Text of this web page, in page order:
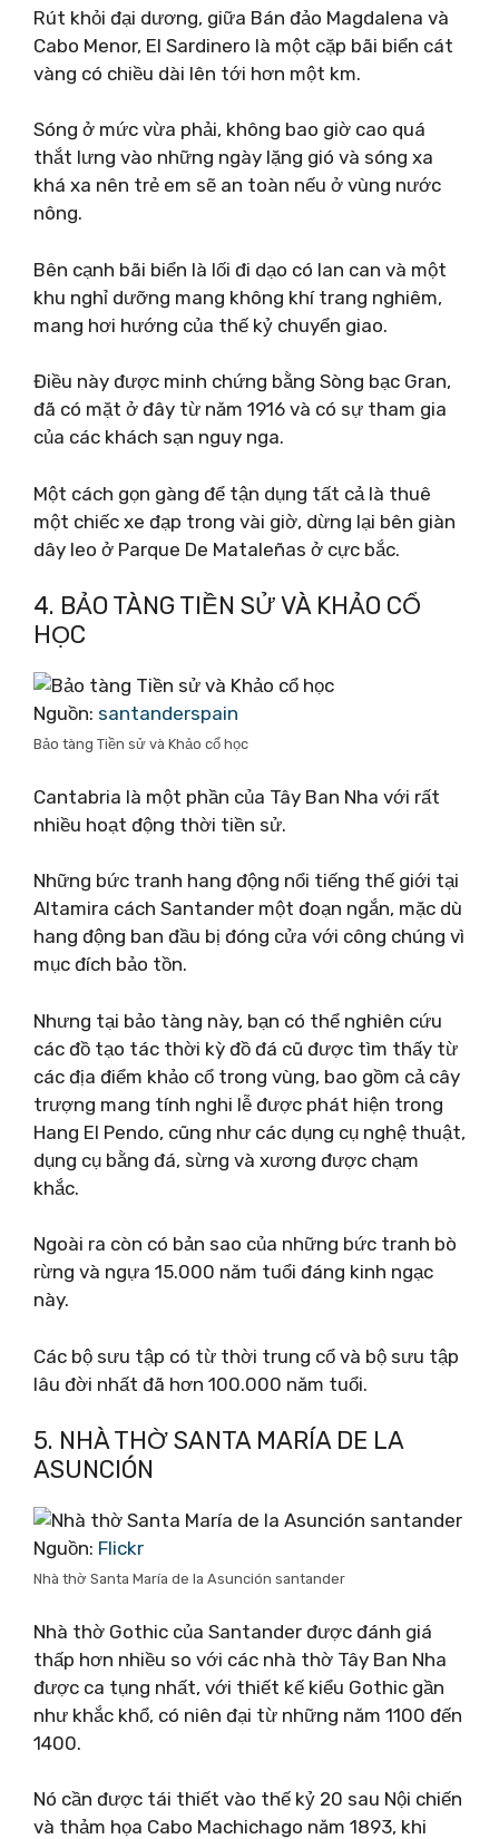
Rút khỏi đại dương, giữa Bán đảo Magdalena và
Cabo Menor, El Sardinero là một cặp bãi biển cát
vàng có chiều dài lên tới hơn một km.
Sóng ở mức vừa phải, không bao giờ cao quá
thắt lưng vào những ngày lặng gió và sóng xa
khá xa nên trẻ em sẽ an toàn nếu ở vùng nước
nông.
Bên cạnh bãi biển là lối đi dạo có lan can và một
khu nghỉ dưỡng mang không khí trang nghiêm,
mang hơi hướng của thế kỷ chuyển giao.
Điều này được minh chứng bằng Sòng bạc Gran,
đã có mặt ở đây từ năm 1916 và có sự tham gia
của các khách sạn nguy nga.
Một cách gọn gàng để tận dụng tất cả là thuê
một chiếc xe đạp trong vài giờ, dừng lại bên giàn
dây leo ở Parque De Mataleñas ở cực bắc.
4. BẢO TÀNG TIỀN SỬ VÀ KHẢO CỔ
HỌC
Nguồn: santanderspain
Bảo tàng Tiền sử và Khảo cổ học
Cantabria là một phần của Tây Ban Nha với rất
nhiều hoạt động thời tiền sử.
Những bức tranh hang động nổi tiếng thế giới tại
Altamira cách Santander một đoạn ngắn, mặc dù
hang động ban đầu bị đóng cửa với công chúng vì
mục đích bảo tồn.
Nhưng tại bảo tàng này, bạn có thể nghiên cứu
các đồ tạo tác thời kỳ đồ đá cũ được tìm thấy từ
các địa điểm khảo cổ trong vùng, bao gồm cả cây
trượng mang tính nghi lễ được phát hiện trong
Hang El Pendo, cũng như các dụng cụ nghệ thuật,
dụng cụ bằng đá, sừng và xương được chạm
khắc.
Ngoài ra còn có bản sao của những bức tranh bò
rừng và ngựa 15.000 năm tuổi đáng kinh ngạc
này.
Các bộ sưu tập có từ thời trung cổ và bộ sưu tập
lâu đời nhất đã hơn 100.000 năm tuổi.
5. NHÀ THỜ SANTA MARÍA DE LA
ASUNCIÓN
Nguồn: Flickr
Nhà thờ Santa María de la Asunción santander
Nhà thờ Gothic của Santander được đánh giá
thấp hơn nhiều so với các nhà thờ Tây Ban Nha
được ca tụng nhất, với thiết kế kiểu Gothic gần
như khắc khổ, có niên đại từ những năm 1100 đến
1400.
Nó cần được tái thiết vào thế kỷ 20 sau Nội chiến
và thảm họa Cabo Machichago năm 1893, khi